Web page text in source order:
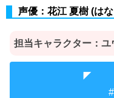
声優：花江 夏樹 (は
担当キャラクター：